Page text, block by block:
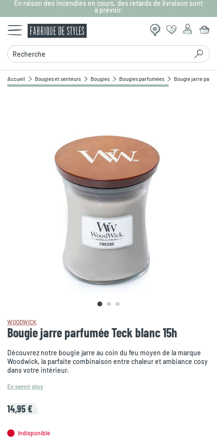
Aller au contenu principal
En raison des incendies en cours, des retards de livraison sont
à prévoir.
Recherche
Accueil Bougies et senteurs Bougies Bougies parfumées Bougie jarre
WOODWICK
Bougie jarre parfumée Teck blanc 15h
Découvrez notre bougie jarre au coin du feu moyen de la marque
Woodwick, la parfaite combinaison entre chaleur et ambiance cosy
dans votre intérieur.
En savoir plus
14,95 €
Indisponible